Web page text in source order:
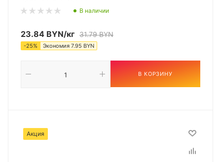
В наличии
23.84 BYN/кг 31.79BYN
-25% Экономия 7.95 BYN
В КОРЗИНУ
Акция